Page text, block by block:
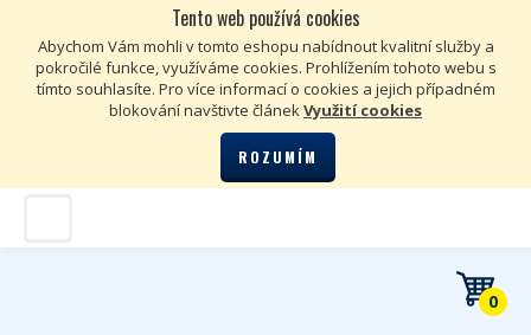
Tento web používá cookies
Abychom Vám mohli v tomto eshopu nabídnout kvalitní služby a
pokročilé funkce, využíváme cookies. Prohlížením tohoto webu s
tímto souhlasíte. Pro více informací o cookies a jejich případném
blokování navštivte článekVyužití cookies
ROZUMÍM
€
0